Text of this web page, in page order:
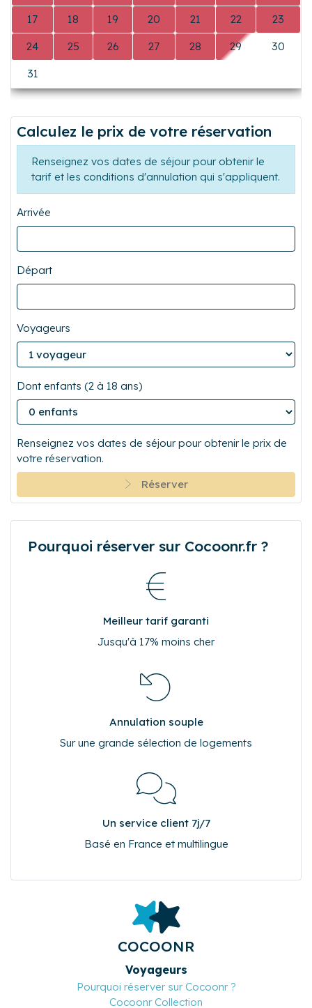
3 4 5 6 7 8 9
10 11 12 13 14 15
24 25 26 27 28 29 30
31 0 0 0 0 0 0
Précédent
Calculez le prix de votre réservation
Renseignez vos dates de séjour pour obtenir le
tarif et les conditions d'annulation qui s'appliquent.
Renseignez vos dates de séjour pour obtenir le prix de
votre réservation.
Pourquoi réserver sur Cocoonr.fr ?
Jusqu'à 17% moins cher
Sur une grande sélection de logements
COCOONR